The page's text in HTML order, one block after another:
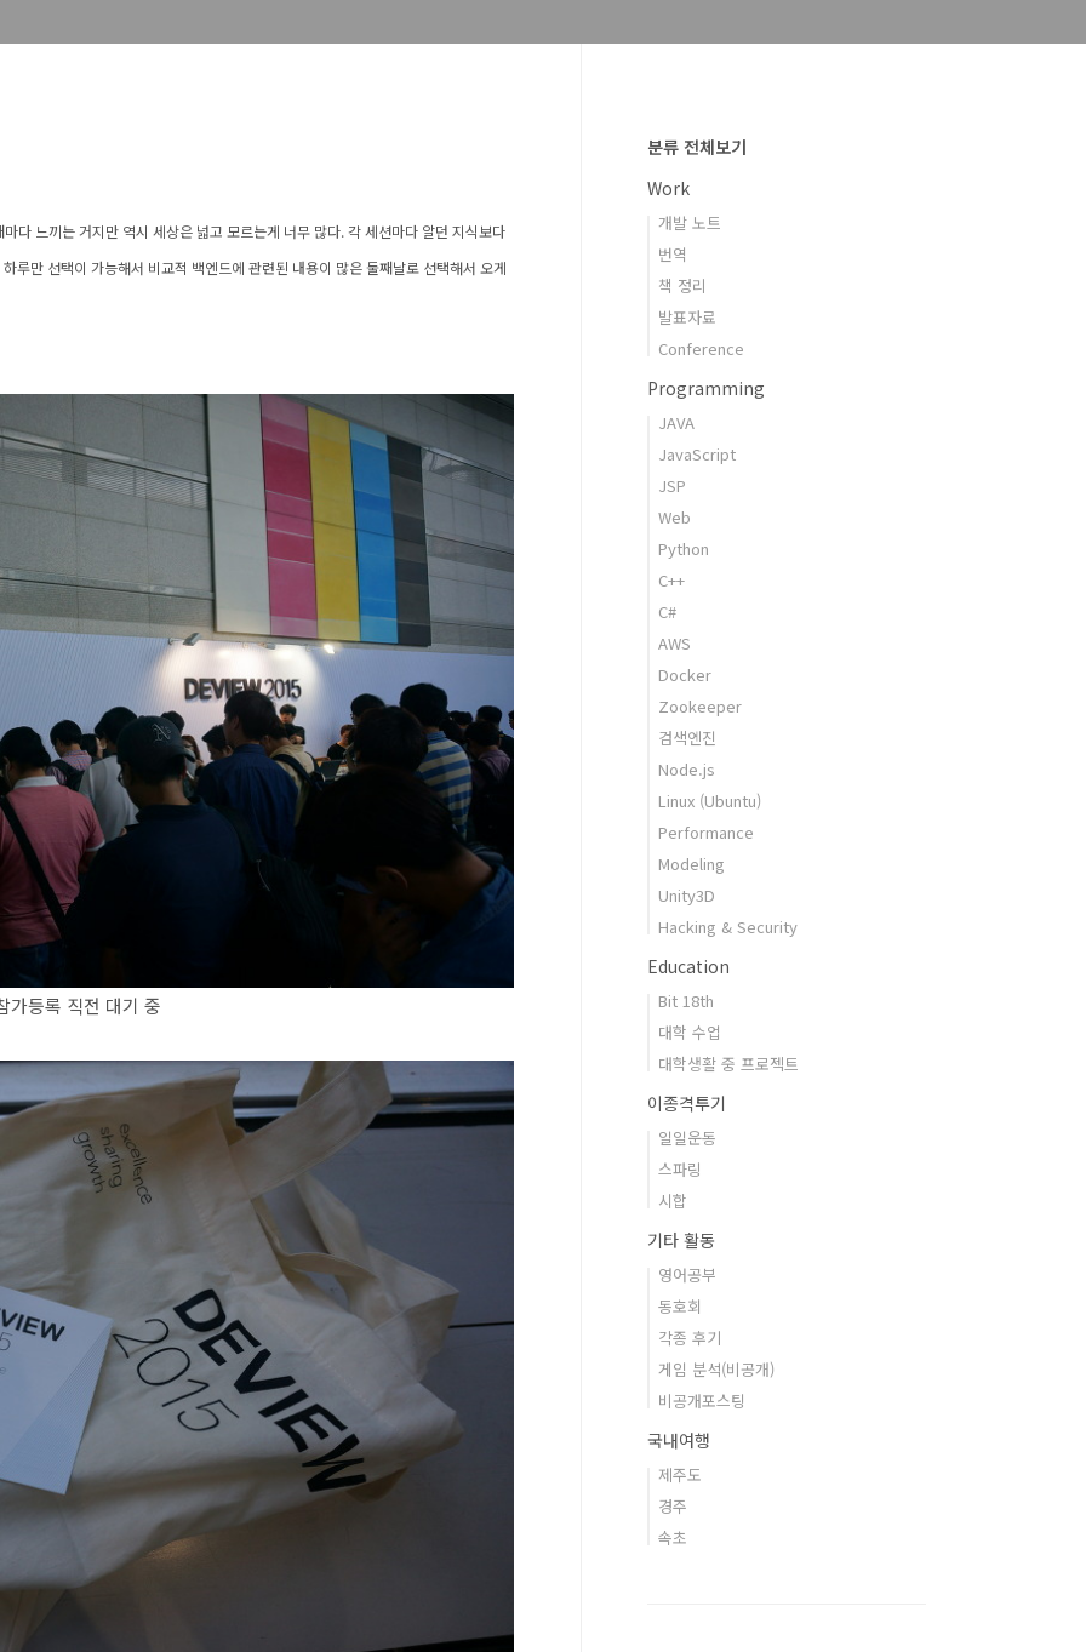
느끼는 거지만 역시 세상은 넓고 모르는게 너무 많다. 각 세션마다 알던 지식보다
루만 선택이 가능해서 비교적 백엔드에 관련된 내용이 많은 둘째날로 선택해서 오게
등록 직전 대기 중
분류 전체보기
Work
개발 노트
번역
책 정리
발표자료
Conference
Programming
JAVA
JavaScript
JSP
Web
Python
C++
C#
AWS
Docker
Zookeeper
검색엔진
Node.js
Linux (Ubuntu)
Performance
Modeling
Unity3D
Hacking & Security
Education
Bit 18th
대학 수업
대학생활 중 프로젝트
이종격투기
일일운동
스파링
시합
기타 활동
영어공부
동호회
각종 후기
게임 분석(비공개)
비공개포스팅
국내여행
제주도
경주
속초